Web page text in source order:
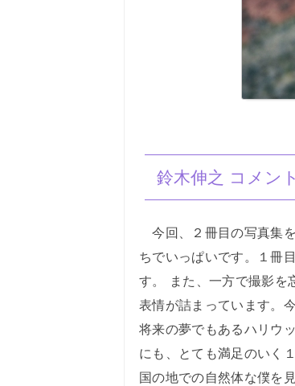
鈴木伸之 コメント
今回、２冊目の写真集
ちでいっぱいです。１冊
す。 また、一方で撮影を
表情が詰まっています。
将来の夢でもあるハリウ
にも、とても満足のいく
国の地での自然体な僕を